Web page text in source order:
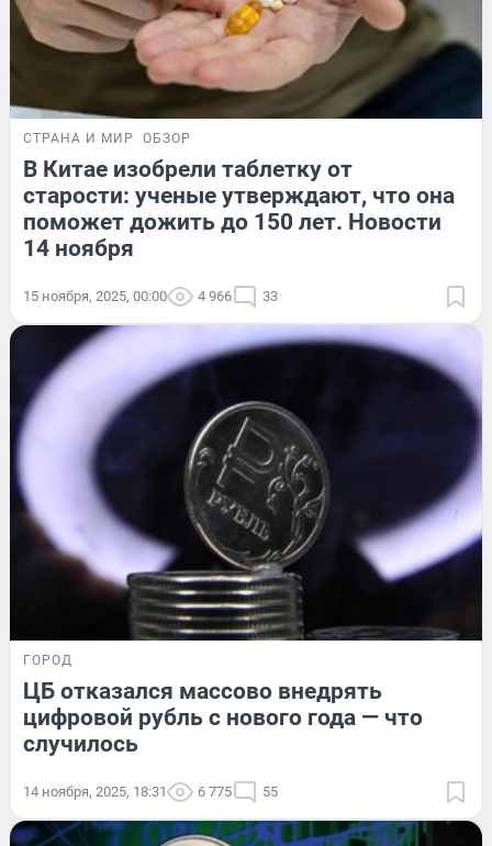
СТРАНА И МИР ОБЗОР
В Китае изобрели таблетку от
старости: ученые утверждают, что она
поможет дожить до 150 лет. Новости
14 ноября
15 ноября, 2025, 00:00 4 966 33
ГОРОД
ЦБ отказался массово внедрять
цифровой рубль с нового года — что
случилось
14 ноября, 2025, 18:31 6 775 55